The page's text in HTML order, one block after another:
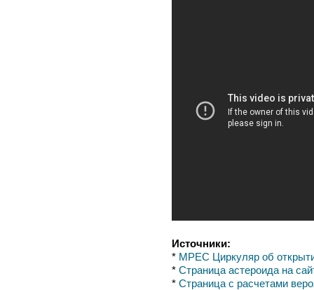
Источники:
* MPEC Циркуляр об
* Страница астероида на
* Страница с расчетами